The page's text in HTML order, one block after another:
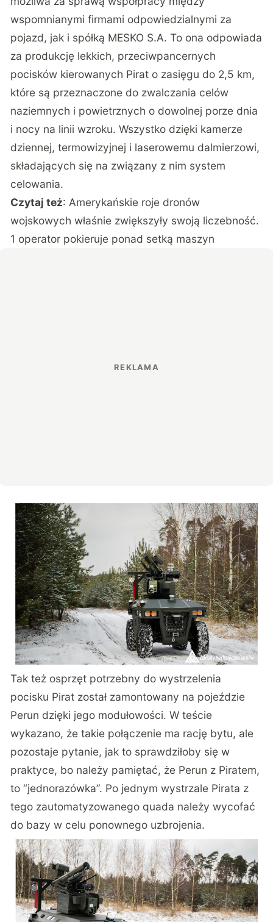
wspomnianymi firmami odpowiedzialnymi za
pojazd, jak i spółką MESKO S.A. To ona odpowiada
za produkcję lekkich, przeciwpancernych
pocisków kierowanych Pirat o zasięgu do 2,5 km,
które są przeznaczone do zwalczania celów
naziemnych i powietrznych o dowolnej porze dnia
i nocy na linii wzroku. Wszystko dzięki kamerze
dziennej, termowizyjnej i laserowemu dalmierzowi,
składających się na związany z nim system
celowania.
Czytaj też:Amerykańskie roje dronów
wojskowych właśnie zwiększyły swoją liczebność.
1 operator pokieruje ponad setką maszyn
Tak też osprzęt potrzebny do wystrzelenia
pocisku Pirat został zamontowany na pojeździe
Perun dzięki jego modułowości. W teście
wykazano, że takie połączenie ma rację bytu, ale
pozostaje pytanie, jak to sprawdziłoby się w
praktyce, bo należy pamiętać, że Perun z Piratem,
to “jednorazówka”. Po jednym wystrzale Pirata z
tego zautomatyzowanego quada należy wycofać
do bazy w celu ponownego uzbrojenia.